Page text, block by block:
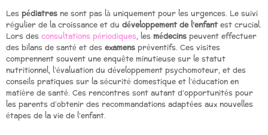
Les pédiatresne sont pas là uniquement pour les urgences. Le suivi
régulier de la croissance et du développement de l’enfantest crucial.
Lors des consultations périodiques, les médecins peuvent effectuer
des bilans de santé et des examens préventifs. Ces visites
comprennent souvent une enquête minutieuse sur le statut
nutritionnel, l’évaluation du développement psychomoteur, et des
conseils pratiques sur la sécurité domestique et l’éducation en
matière de santé. Ces rencontres sont autant d’opportunités pour
les parents d’obtenir des recommandations adaptées aux nouvelles
étapes de la vie de l’enfant.